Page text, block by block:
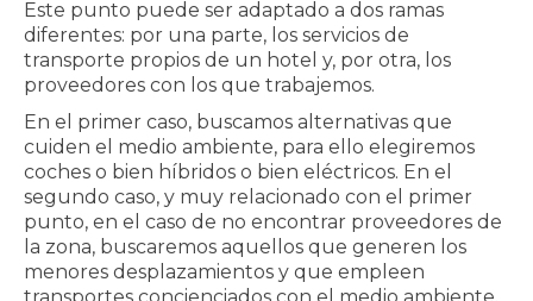
Este punto puede ser adaptado a dos ramas
diferentes: por una parte, los servicios de
transporte propios de un hotel y, por otra, los
proveedores con los que trabajemos.
En el primer caso, buscamos alternativas que
cuiden el medio ambiente, para ello elegiremos
coches o bien híbridos o bien eléctricos. En el
segundo caso, y muy relacionado con el primer
punto, en el caso de no encontrar proveedores de
la zona, buscaremos aquellos que generen los
menores desplazamientos y que empleen